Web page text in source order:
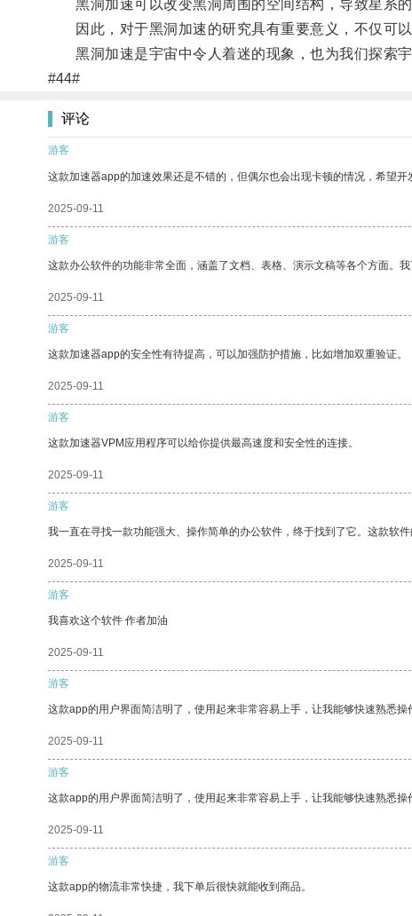
黑洞加速可以改变黑洞周围的空间结构，导致星系的
因此，对于黑洞加速的研究具有重要意义，不仅可以
黑洞加速是宇宙中令人着迷的现象，也为我们探索宇
#44#
评论
游客
这款加速器app的加速效果还是不错的，但偶尔也会出现卡顿的情况，希望开
2025-09-11
游客
这款办公软件的功能非常全面，涵盖了文档、表格、演示文稿等各个方面。
2025-09-11
游客
这款加速器app的安全性有待提高，可以加强防护措施，比如增加双重验证。
2025-09-11
游客
这款加速器VPM应用程序可以给你提供最高速度和安全性的连接。
2025-09-11
游客
我一直在寻找一款功能强大、操作简单的办公软件，终于找到了它。这款软
2025-09-11
游客
我喜欢这个软件 作者加油
2025-09-11
游客
这款app的用户界面简洁明了，使用起来非常容易上手，让我能够快速熟悉操
2025-09-11
游客
这款app的用户界面简洁明了，使用起来非常容易上手，让我能够快速熟悉操
2025-09-11
游客
这款app的物流非常快捷，我下单后很快就能收到商品。